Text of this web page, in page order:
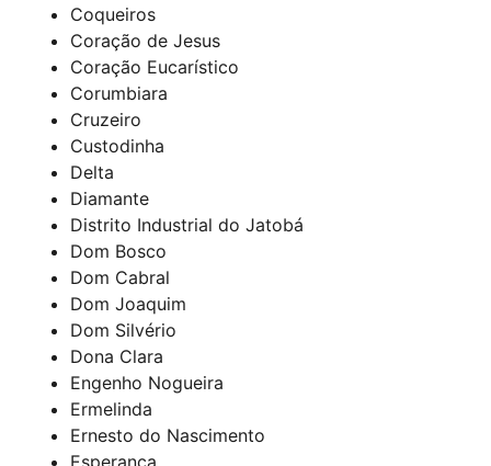
Coqueiros
Coração de Jesus
Coração Eucarístico
Corumbiara
Cruzeiro
Custodinha
Delta
Diamante
Distrito Industrial do Jatobá
Dom Bosco
Dom Cabral
Dom Joaquim
Dom Silvério
Dona Clara
Engenho Nogueira
Ermelinda
Ernesto do Nascimento
Esperança